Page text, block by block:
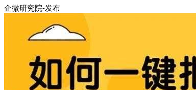
企微研究院-发布